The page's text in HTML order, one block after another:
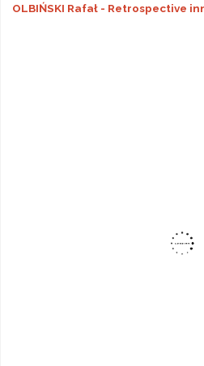
OLBIŃSKI Rafał - Retrospective